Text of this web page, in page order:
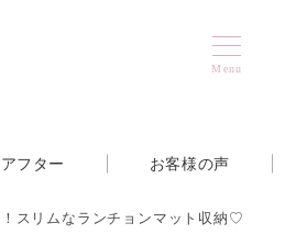
Menu
フター お客様の声
スリムなランチョンマット収納♡